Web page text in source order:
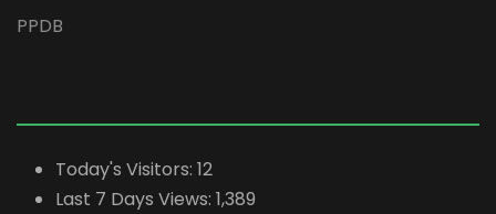
PPDB
Today's Visitors: 12
Last 7 Days Views: 1,389